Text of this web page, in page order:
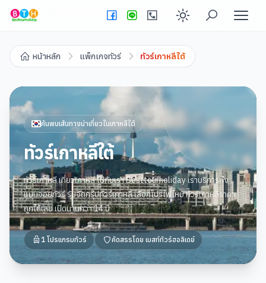
Enable dark
หน้าหลัก แพ็กเกจทัวร์ ทัวร์เกาหลีใต้
ค้นพบเส้นทางน่าเที่ยวในเกาหลีใต้
ทัวร์เกาหลีใต้
ทัวร์เกาหลี เที่ยวเกาหลี ไปกับเรา Besttourholiday เราบริการทั้ง
แบบจอยทัวร์ รับจัดกรุ๊ปทัวร์เกาหลี เลือกโปรไฟไหม้ ทัวร์เกาหลีราคา
ถูกได้เลย เปิดนานกว่า 14 ปี
1 โปรแกรมทัวร์ คัดสรรโดย เบสท์ทัวร์ฮอลิเดย์